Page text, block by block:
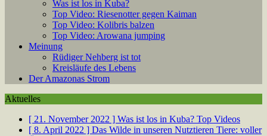
Was ist los in Kuba?
Top Video: Riesenotter gegen Kaiman
Top Video: Kolibris balzen
Top Video: Arowana jumping
Meinung
Rüdiger Nehberg ist tot
Kreisläufe des Lebens
Der Amazonas Strom
Aktuelles
[ 21. November 2022 ] Was ist los in Kuba? Top Videos
[ 8. April 2022 ] Das Wilde in unseren Nutztieren Tiere: voller